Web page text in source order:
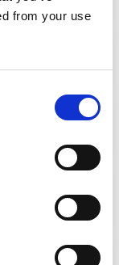
from your use